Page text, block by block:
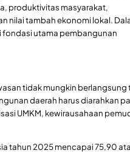
produktivitas masyarakat,
nilai tambah ekonomi lokal.
fondasi utama pembangunan
tidak mungkin berlangsung
daerah harus diarahkan
UMKM, kewirausahaan
tahun 2025 mencapai 75,90